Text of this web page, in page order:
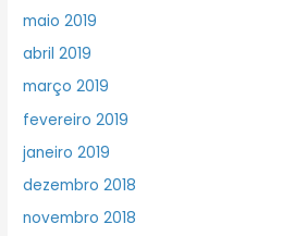
maio 2019
abril 2019
março 2019
fevereiro 2019
janeiro 2019
dezembro 2018
novembro 2018